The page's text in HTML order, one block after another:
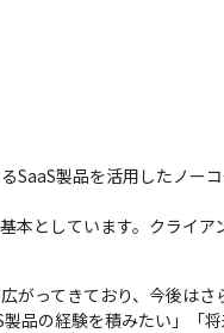
製品を活用したノー
としています。クライ
ってきており、今後はさ
品の経験を積みたい」「